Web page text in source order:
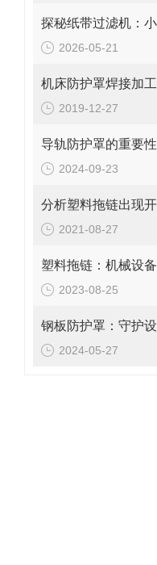
2026-05-21
2019-12-27
导轨防护罩的重要
2024-09-23
分析塑料拖链出现
2021-08-27
2023-08-25
2024-05-27